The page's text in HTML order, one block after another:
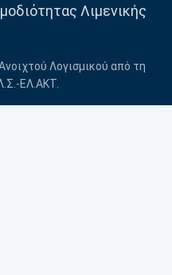
Λιμενικής
Λογισμικού από τη
ΕΛ.ΑΚΤ.